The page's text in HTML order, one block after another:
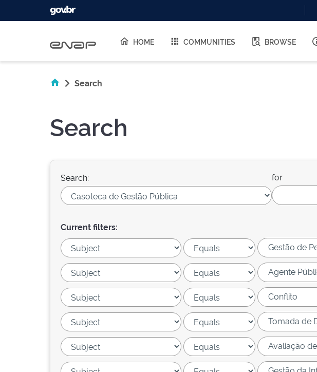
HOME COMMUNITIES BROWSE
Search
Search
Search: for
Current filters: